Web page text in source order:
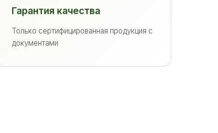
Гарантия качества
Только сертифицированная продукция с
документами